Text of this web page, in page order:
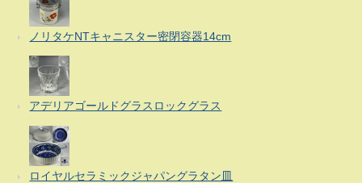
ノリタケNTキャニスター密閉容器14cm
アデリアゴールドグラスロックグラス
ロイヤルセラミックジャパングラタン皿